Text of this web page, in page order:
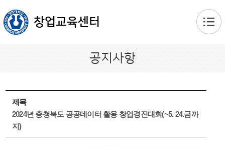
창업교육센터
공지사항
제목
2024년 충청북도 공공데이터 활용 창업경진대회(~5. 24.금까
지)